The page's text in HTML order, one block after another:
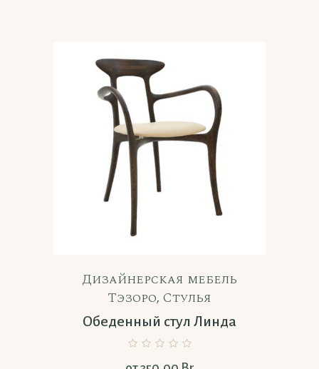
Дизайнерская мебель
Тэзоро, Стулья
Обеденный стул Линда